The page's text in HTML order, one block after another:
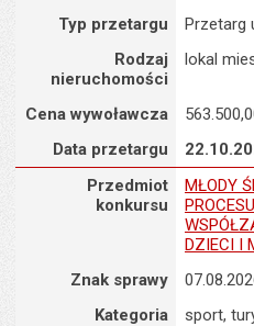
Typ przetargu
Przetarg
Rodzaj
nieruchomości
lokal
Cena wywoławcza
Data przetargu
Przedmiot konkursu : MŁODY
Przedmiot
konkursu
MŁODY
DZIECI I
Znak sprawy
Kategoria
sport,